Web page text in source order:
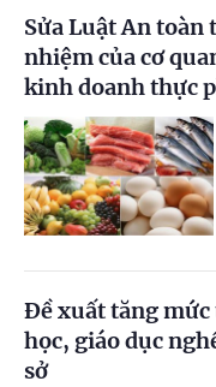
Sửa Luật An toàn
nhiệm của cơ
kinh doanh thực
Đề xuất tăng mức
học, giáo dục
sở